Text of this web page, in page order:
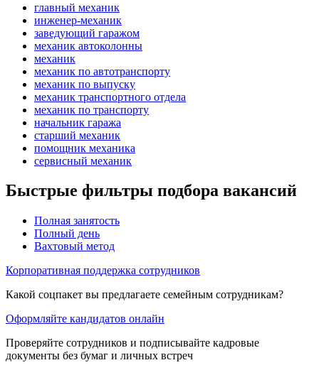
главный механик
инженер-механик
заведующий гаражом
механик автоколонны
механик
механик по автотранспорту
механик по выпуску
механик транспортного отдела
механик по транспорту
начальник гаража
старший механик
помощник механика
сервисный механик
Быстрые фильтры подбора вакансий
Полная занятость
Полный день
Вахтовый метод
Корпоративная поддержка сотрудников
Какой соцпакет вы предлагаете семейным сотрудникам?
Оформляйте кандидатов онлайн
Проверяйте сотрудников и подписывайте кадровые
документы без бумаг и личных встреч